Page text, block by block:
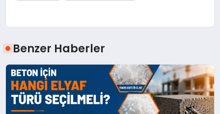
Benzer Haberler